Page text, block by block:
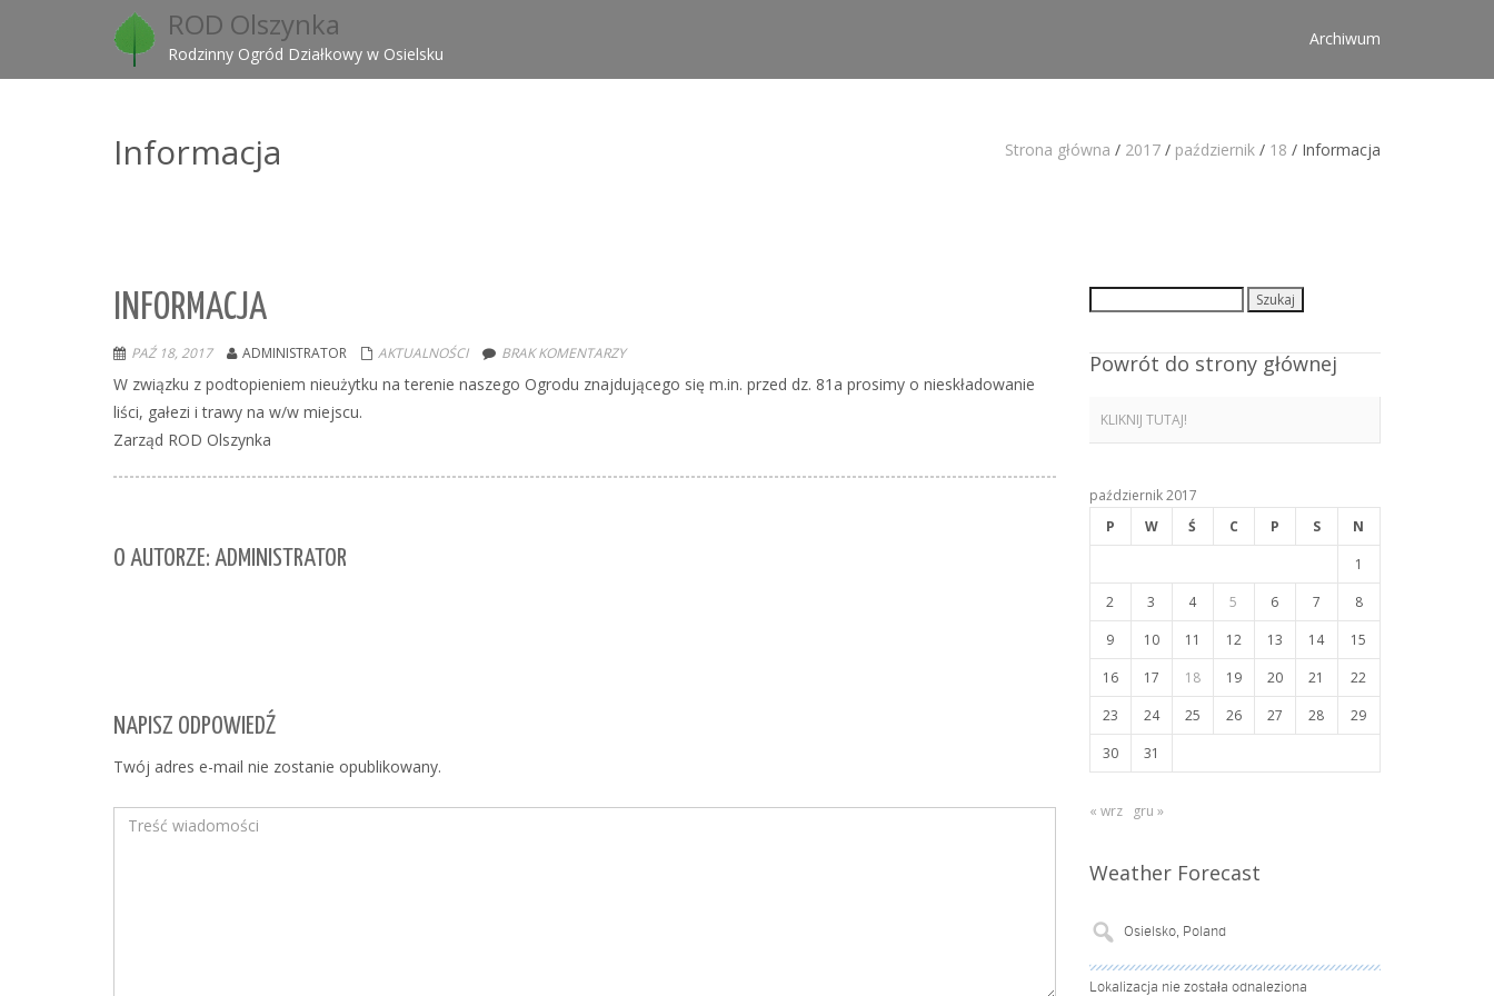
ROD Olszynka
Rodzinny Ogród Działkowy w Osielsku
Archiwum
Informacja Strona główna / 2017 / październik / 18 / Informacja
INFORMACJA
PAŹ 18, 2017 ADMINISTRATOR AKTUALNOŚCI BRAK KOMENTARZY
W związku z podtopieniem nieużytku na terenie naszego Ogrodu znajdującego się m.in. przed dz. 81a prosimy o nieskładowanie
liści, gałezi i trawy na w/w miejscu.
Zarząd ROD Olszynka
O AUTORZE: ADMINISTRATOR
NAPISZ ODPOWIEDŹ
Twój adres e-mail nie zostanie opublikowany.
Powrót do strony głównej
KLIKNIJ TUTAJ!
październik 2017
P
W Ś C P S
N
1
2
3 4 5 6 7
8
9
10 11 12 13 14
15
16
17 18 19 20 21
22
23
24 25 26 27 28
29
30
31
« wrz gru »
Weather Forecast
Lokalizacja nie została odnaleziona